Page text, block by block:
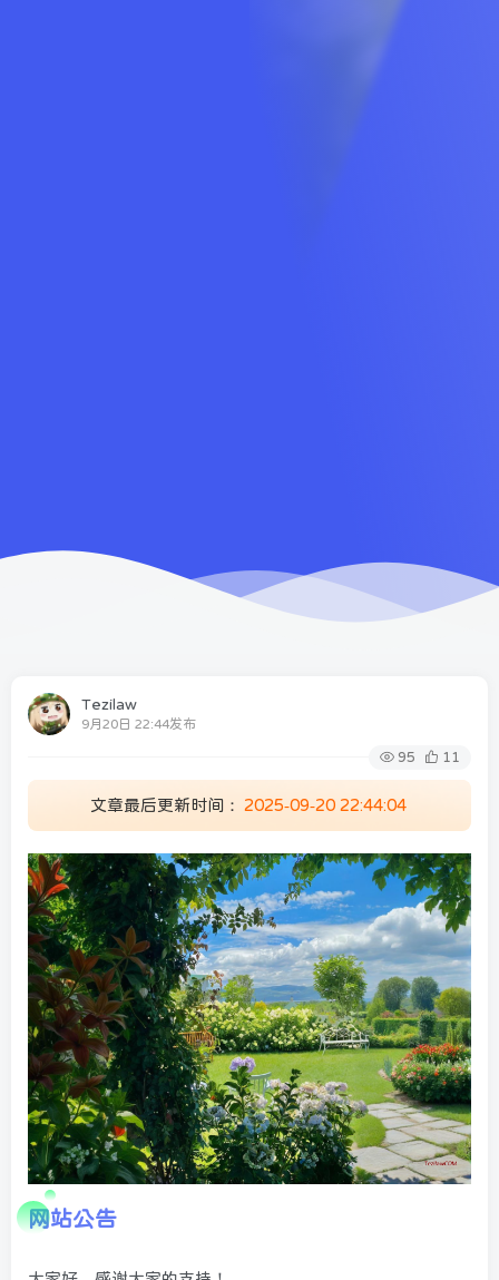
Tezilaw
9月20日 22:44发布
95 11
文章最后更新时间： 2025-09-20 22:44:04
网站公告